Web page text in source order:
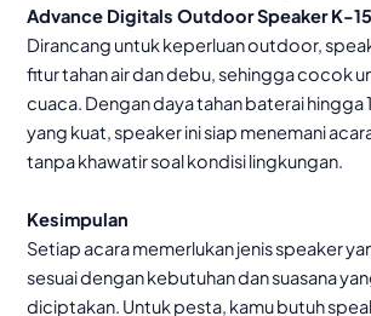
Advance Digitals Outdoor Speaker K-
Dirancang untuk keperluan outdoor,
fitur tahan air dan debu, sehingga cocok
cuaca. Dengan daya tahan baterai hingga
yang kuat, speaker ini siap menemani
tanpa khawatir soal kondisi lingkungan.
Kesimpulan
Setiap acara memerlukan jenis speaker
sesuai dengan kebutuhan dan suasana
diciptakan. Untuk pesta, kamu butuh